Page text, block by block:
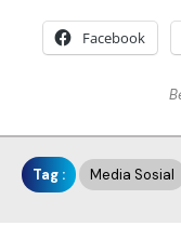
Facebook
Tag : Media Sosial